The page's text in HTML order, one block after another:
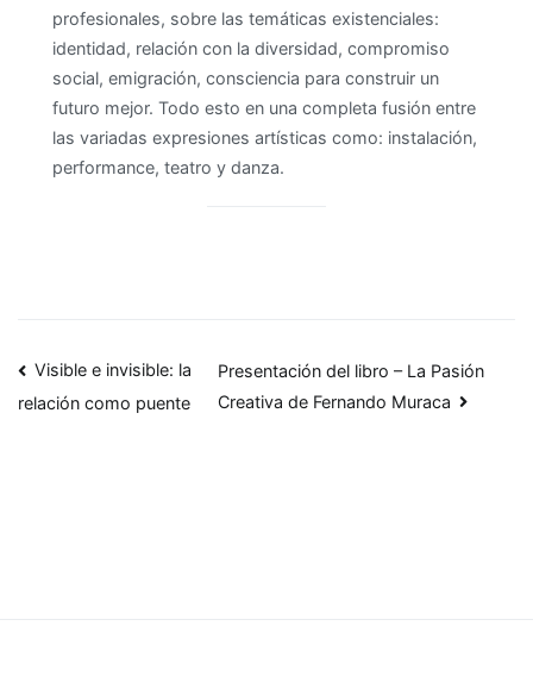
profesionales, sobre las temáticas existenciales:
identidad, relación con la diversidad, compromiso
social, emigración, consciencia para construir un
futuro mejor. Todo esto en una completa fusión entre
las variadas expresiones artísticas como: instalación,
performance, teatro y danza.
Navegación
Visible e invisible: la
relación como puente
Presentación del libro – La Pasión
Creativa de Fernando Muraca